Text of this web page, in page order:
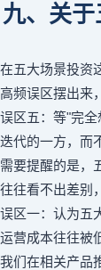
九、关
在五大场景投资
高频误区摆出来
误区五：等"完
迭代的一方，而
需要提醒的是，
往往看不出差别
误区一：认为五
运营成本往往被
我们在相关产品